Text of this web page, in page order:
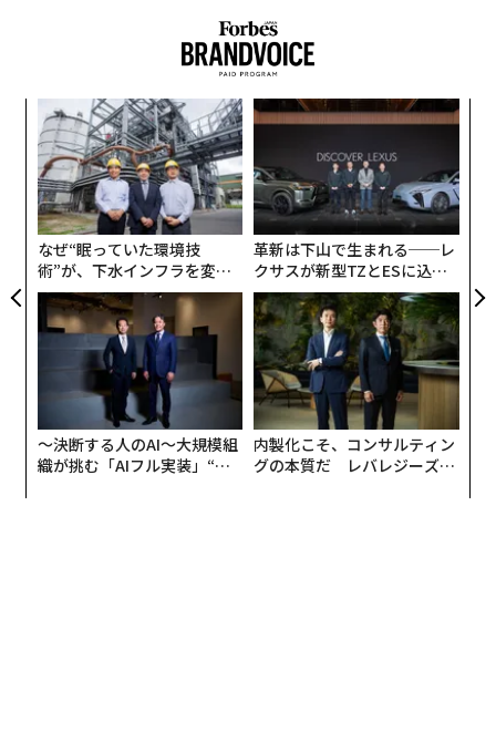
編集＝遠藤宗生
なぜ“眠っていた環境技
術”が、下水インフラを変え
たのか──産総研×月島JFE
アクアソリューションの10年
革新は下山で生まれる──レ
クサスが新型TZとESに込め
た「DISCOVER」の哲学
〜決断する人のAI〜大規模組
織が挑む「AIフル実装」“使
内製化こそ、コンサルティン
グの本質だ レバレジーズが